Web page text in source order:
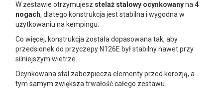
W zestawie otrzymujesz stelaż stalowy ocynkowanyna4
nogach, dlatego konstrukcja jest stabilna i wygodna w
użytkowaniu na kempingu.
Co więcej, konstrukcja została dopasowana tak, aby
przedsionek do przyczepy N126E był stabilny nawet przy
silniejszym wietrze.
Ocynkowana stal zabezpiecza elementy przed korozją, a
tym samym zwiększa trwałość całego zestawu.